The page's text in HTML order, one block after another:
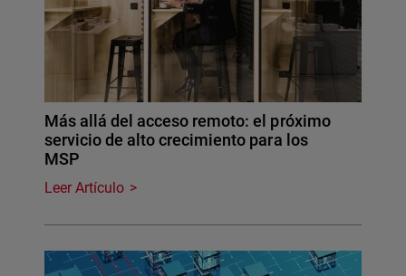
Más allá del acceso remoto: el próximo
servicio de alto crecimiento para los
MSP
Leer Artículo